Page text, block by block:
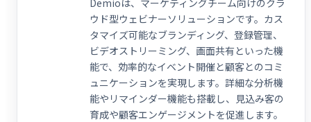
ウド型ウェビナーソリューションです。カス
タマイズ可能なブランディング、登録管理、
ビデオストリーミング、画面共有といった機
能で、効率的なイベント開催と顧客とのコミ
ュニケーションを実現します。詳細な分析機
能やリマインダー機能も搭載し、見込み客の
育成や顧客エンゲージメントを促進します。